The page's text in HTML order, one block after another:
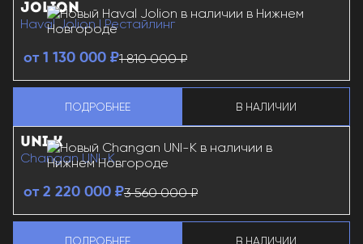
JOLION
Haval Jolion I Рестайлинг
от 1 130 000 ₽1 810 000 ₽
ПОДРОБНЕЕ В НАЛИЧИИ
UNI-K
Changan UNI-K
от 2 220 000 ₽3 560 000 ₽
ПОДРОБНЕЕ В НАЛИЧИИ